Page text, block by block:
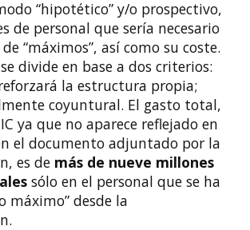
“hipotético” y/o prospectivo,
de personal que sería necesario
“máximos”, así como su coste.
divide en base a dos criterios:
la estructura propia;
coyuntural. El gasto total,
ya que no aparece reflejado en
el documento adjuntado por la
es de más de nueve millones
sólo en el personal que se ha
máximo” desde la